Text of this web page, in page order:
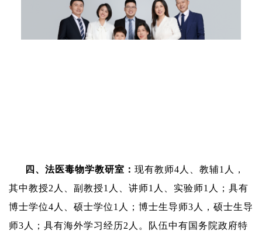
四、 法医毒物学教研室 ： 现有教师4 人、教辅1 人，
其中教授2 人、副教授1 人、讲师1 人、实验师1 人；具有
博士学位4 人、硕士学位1 人；博士生导师3 人， 硕士生导
师3 人； 具有海外学习经历2 人。队伍中有国务院政府特